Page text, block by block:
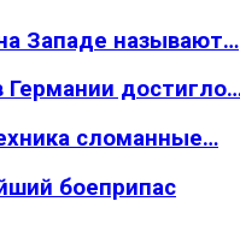
Западе называют…
сломанные…
боеприпас